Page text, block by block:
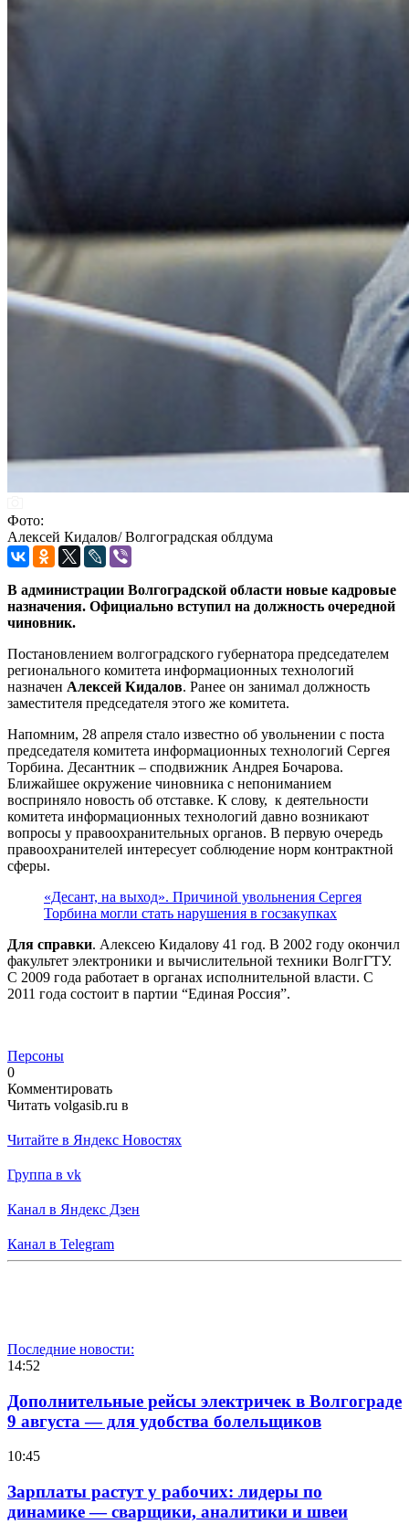
Фото:
Алексей Кидалов/ Волгоградская облдума
В администрации Волгоградской области новые кадровые
назначения. Официально вступил на должность очередной
чиновник.
Постановлением волгоградского губернатора председателем
регионального комитета информационных технологий
назначен Алексей Кидалов. Ранее он занимал должность
заместителя председателя этого же комитета.
Напомним, 28 апреля стало известно об увольнении с поста
председателя комитета информационных технологий Сергея
Торбина. Десантник – сподвижник Андрея Бочарова.
Ближайшее окружение чиновника с непониманием
восприняло новость об отставке. К слову, к деятельности
комитета информационных технологий давно возникают
вопросы у правоохранительных органов. В первую очередь
правоохранителей интересует соблюдение норм контрактной
сферы.
«Десант, на выход». Причиной увольнения Сергея
Торбина могли стать нарушения в госзакупках
Для справки. Алексею Кидалову 41 год. В 2002 году окончил
факультет электроники и вычислительной техники ВолгГТУ.
С 2009 года работает в органах исполнительной власти. С
2011 года состоит в партии “Единая Россия”.
Персоны
0
Комментировать
Читать volgasib.ru в
Читайте в Яндекс Новостях
Группа в vk
Канал в Яндекс Дзен
Канал в Telegram
Последние новости:
14:52
Дополнительные рейсы электричек в Волгограде
9 августа — для удобства болельщиков
10:45
Зарплаты растут у рабочих: лидеры по
динамике — сварщики, аналитики и швеи